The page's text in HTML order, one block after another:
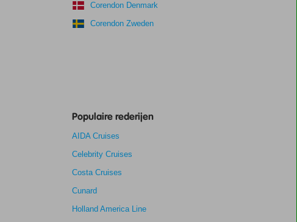
Corendon Denmark
Corendon Zweden
Populaire rederijen
AIDA Cruises
Celebrity Cruises
Costa Cruises
Cunard
Holland America Line